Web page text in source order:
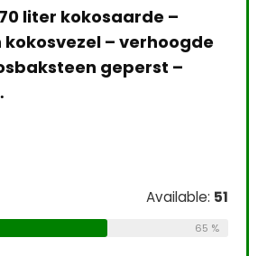
liter kokosaarde –
– verhoogde
geperst –
Available: 51
65 %